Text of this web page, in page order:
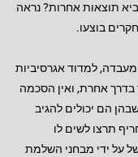
תוצאות אחרות? נראה
בוצעו.
למדוד אגרסיביות
בדרך אחרת, ואין הסכמה
הם יכולים להגיב
תרצו לשים לו
על ידי מבחני השלמת